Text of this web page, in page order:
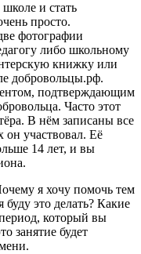
и стать
просто.
фотографии
либо школьному
книжку или
добровольцы.рф.
подтверждающим
Часто этот
В нём записаны все
он участвовал. Её
14 лет, и вы
я хочу помочь тем
это делать? Какие
который вы
занятие будет